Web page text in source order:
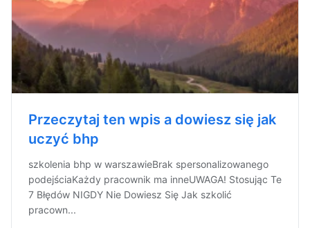
Przeczytaj ten wpis a dowiesz się jak
uczyć bhp
szkolenia bhp w warszawieBrak spersonalizowanego
podejściaKażdy pracownik ma inneUWAGA! Stosując Te
7 Błędów NIGDY Nie Dowiesz Się Jak szkolić
pracown...